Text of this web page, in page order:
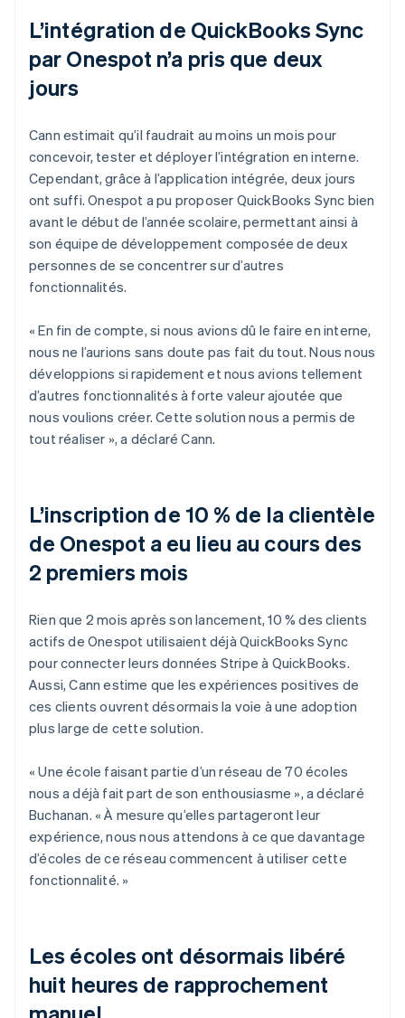
L’intégration de QuickBooks Sync
par Onespot n’a pris que deux
jours
Cann estimait qu’il faudrait au moins un mois pour
concevoir, tester et déployer l’intégration en interne.
Cependant, grâce à l’application intégrée, deux jours
ont suffi. Onespot a pu proposer QuickBooks Sync bien
avant le début de l’année scolaire, permettant ainsi à
son équipe de développement composée de deux
personnes de se concentrer sur d’autres
fonctionnalités.
« En fin de compte, si nous avions dû le faire en interne,
nous ne l’aurions sans doute pas fait du tout. Nous nous
développions si rapidement et nous avions tellement
d’autres fonctionnalités à forte valeur ajoutée que
nous voulions créer. Cette solution nous a permis de
tout réaliser », a déclaré Cann.
L’inscription de 10 % de la clientèle
de Onespot a eu lieu au cours des
2 premiers mois
Rien que 2 mois après son lancement, 10 % des clients
actifs de Onespot utilisaient déjà QuickBooks Sync
pour connecter leurs données Stripe à QuickBooks.
Aussi, Cann estime que les expériences positives de
ces clients ouvrent désormais la voie à une adoption
plus large de cette solution.
« Une école faisant partie d’un réseau de 70 écoles
nous a déjà fait part de son enthousiasme », a déclaré
Buchanan. « À mesure qu’elles partageront leur
expérience, nous nous attendons à ce que davantage
d’écoles de ce réseau commencent à utiliser cette
fonctionnalité. »
Les écoles ont désormais libéré
huit heures de rapprochement